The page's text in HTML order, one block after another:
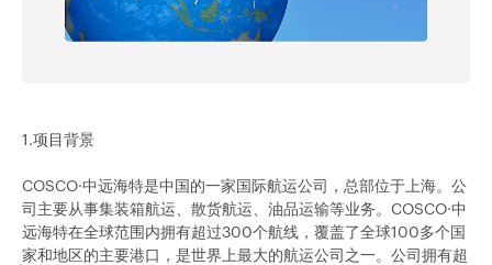
1.项目背景
COSCO·中远海特是中国的一家国际航运公司，总部位于上海。公
司主要从事集装箱航运、散货航运、油品运输等业务。COSCO·中
远海特在全球范围内拥有超过300个航线，覆盖了全球100多个国
家和地区的主要港口，是世界上最大的航运公司之一。公司拥有超